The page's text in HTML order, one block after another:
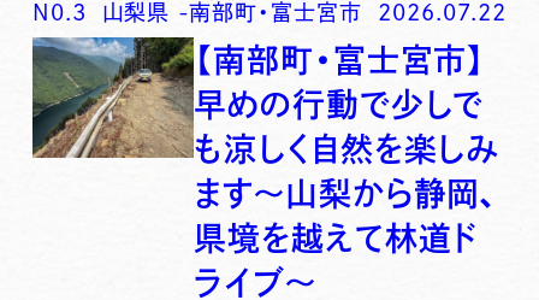
N0. 3 山梨県 -南部町・富士宮市 2026.07.22
【南部町・富士宮市】
早めの行動で少しで
も涼しく自然を楽しみ
ます〜山梨から静岡、
県境を越えて林道ド
ライブ〜